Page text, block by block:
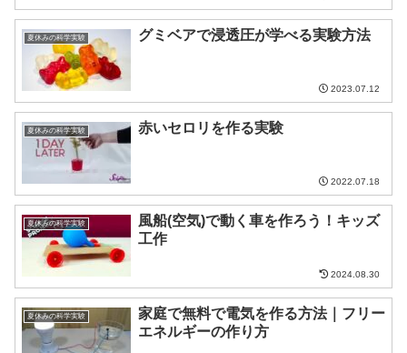
夏休みの科学実験 グミベアで浸透圧が学べる実験方法
2023.07.12
夏休みの科学実験 赤いセロリを作る実験
2022.07.18
夏休みの科学実験
風船(空気)で動く車を作ろう！キッズ
工作
2024.08.30
夏休みの科学実験
家庭で無料で電気を作る方法｜フリー
エネルギーの作り方